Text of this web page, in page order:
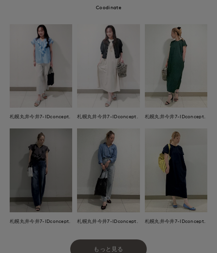
Coodinate
札幌丸井今井7-IDconcept. 札幌丸井今井7-IDconcept. 札幌丸井今井7-IDconcept.
札幌丸井今井7-IDconcept. 札幌丸井今井7-IDconcept. 札幌丸井今井7-IDconcept.
もっと見る